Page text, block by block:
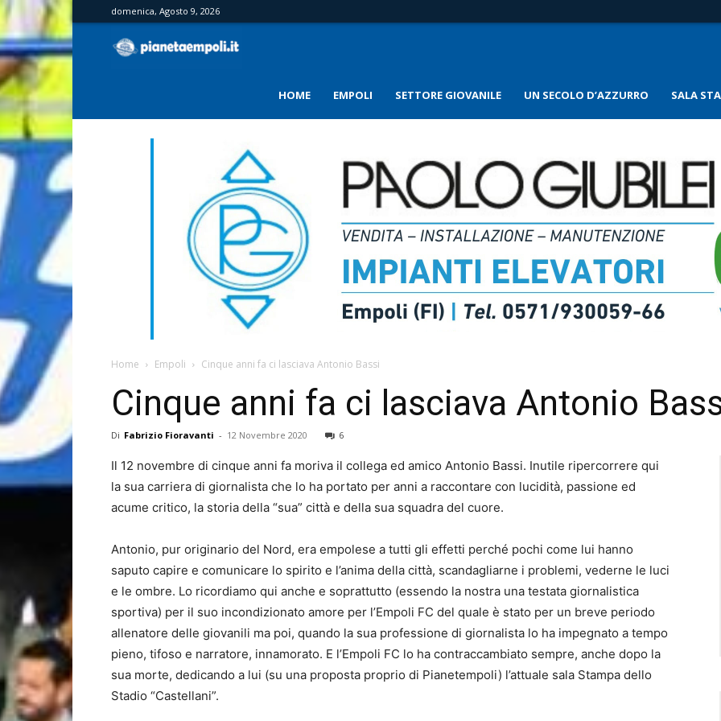
domenica, Agosto 9, 2026
HOME EMPOLI SETTORE GIOVANILE UN SECOLO D’AZZURRO SALA
Home Empoli Cinque anni fa ci lasciava Antonio Bassi
Cinque anni fa ci lasciava Antonio
Di Fabrizio Fioravanti - 12 Novembre 2020 6
Il 12 novembre di cinque anni fa moriva il collega ed amico Antonio Bassi. Inutile ripercorrere qui
la sua carriera di giornalista che lo ha portato per anni a raccontare con lucidità, passione ed
acume critico, la storia della “sua” città e della sua squadra del cuore.
Antonio, pur originario del Nord, era empolese a tutti gli effetti perché pochi come lui hanno
saputo capire e comunicare lo spirito e l’anima della città, scandagliarne i problemi, vederne le luci
e le ombre. Lo ricordiamo qui anche e soprattutto (essendo la nostra una testata giornalistica
sportiva) per il suo incondizionato amore per l’Empoli FC del quale è stato per un breve periodo
allenatore delle giovanili ma poi, quando la sua professione di giornalista lo ha impegnato a tempo
pieno, tifoso e narratore, innamorato. E l’Empoli FC lo ha contraccambiato sempre, anche dopo la
sua morte, dedicando a lui (su una proposta proprio di Pianetempoli) l’attuale sala Stampa dello
Stadio “Castellani”.